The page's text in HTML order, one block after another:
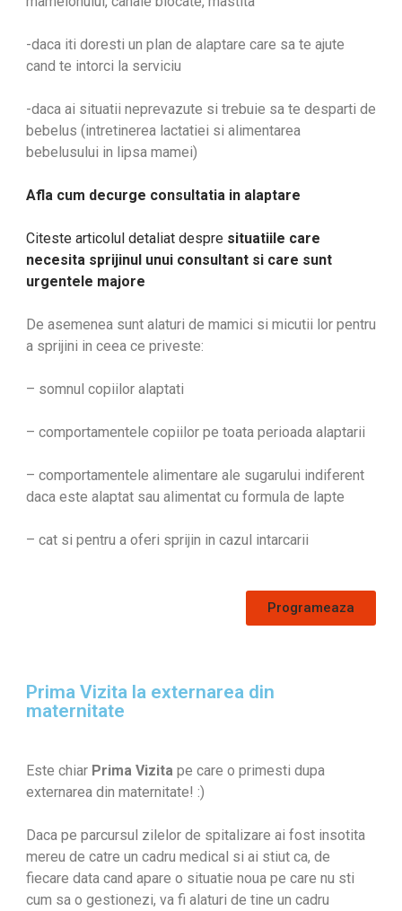
-daca iti doresti un plan de alaptare care sa te ajute
cand te intorci la serviciu
-daca ai situatii neprevazute si trebuie sa te desparti de
bebelus (intretinerea lactatiei si alimentarea
bebelusului in lipsa mamei)
Afla cum decurge consultatia in alaptare
Citeste articolul detaliat despresituatiile care
necesita sprijinul unui consultant si care sunt
urgentele majore
De asemenea sunt alaturi de mamici si micutii lor pentru
a sprijini in ceea ce priveste:
– somnul copiilor alaptati
– comportamentele copiilor pe toata perioada alaptarii
– comportamentele alimentare ale sugarului indiferent
daca este alaptat sau alimentat cu formula de lapte
– cat si pentru a oferi sprijin in cazul intarcarii
Programeaza
Prima Vizita la externarea din
maternitate
Este chiar Prima Vizitape care o primesti dupa
externarea din maternitate! :)
Daca pe parcursul zilelor de spitalizare ai fost insotita
mereu de catre un cadru medical si ai stiut ca, de
fiecare data cand apare o situatie noua pe care nu sti
cum sa o gestionezi, va fi alaturi de tine un cadru